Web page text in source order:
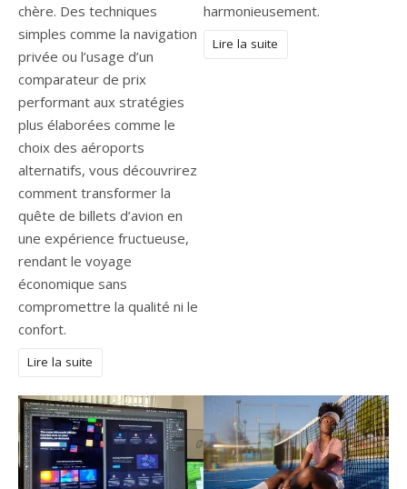
chère. Des techniques
simples comme la navigation
privée ou l’usage d’un
comparateur de prix
performant aux stratégies
plus élaborées comme le
choix des aéroports
alternatifs, vous découvrirez
comment transformer la
quête de billets d’avion en
une expérience fructueuse,
rendant le voyage
économique sans
compromettre la qualité ni le
confort.
Lire la suite
harmonieusement.
Lire la suite